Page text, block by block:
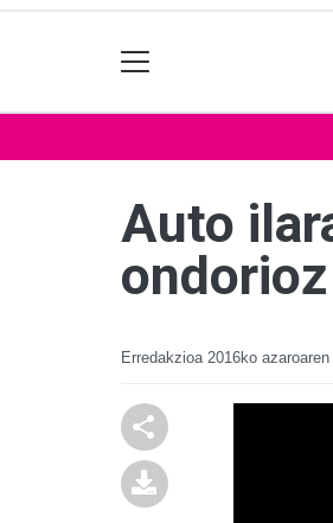
Auto
Erredakzioa 2016ko azaroaren